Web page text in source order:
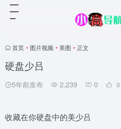
首页 • 图片视频 • 美图 • 正文
硬盘少吕
5年前发布 2,239 0 0
收藏在你硬盘中的美少吕